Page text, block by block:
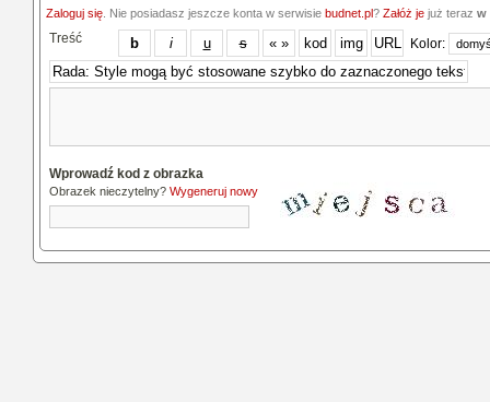
Zaloguj się . Nie posiadasz jeszcze konta w serwisie budnet.pl? Załóż je już teraz w
Treść Kolor:
Wprowadź kod z obrazka
Obrazek nieczytelny? Wygeneruj nowy